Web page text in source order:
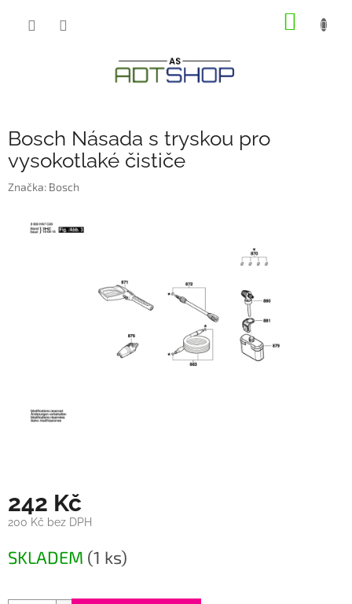
Bosch Násada s tryskou pro
vysokotlaké čističe
Značka: Bosch
242 Kč
200 Kč bez DPH
cena:
SKLADEM (1 ks)